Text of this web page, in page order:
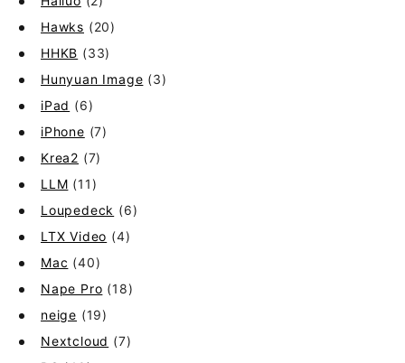
Hawks (20)
HHKB (33)
Hunyuan Image (3)
iPad (6)
iPhone (7)
Krea2 (7)
LLM (11)
Loupedeck (6)
LTX Video (4)
Mac (40)
Nape Pro (18)
neige (19)
Nextcloud (7)